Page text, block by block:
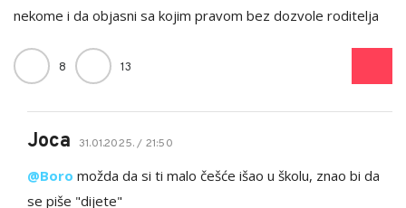
nekome i da objasni sa kojim pravom bez dozvole roditelja
8 13
Joca 31.01.2025. / 21:50
@Boro možda da si ti malo češće išao u školu, znao bi da
se piše "dijete"